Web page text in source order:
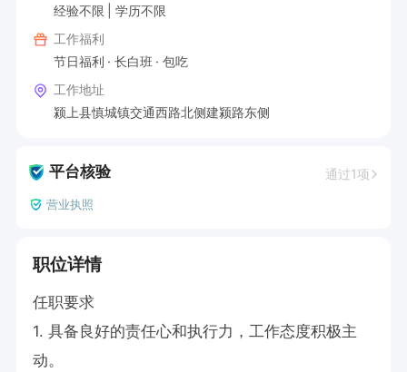
经验不限
学历不限
工作福利
节日福利
长白班
包吃
工作地址
颍上县慎城镇交通西路北侧建颍路东侧
平台核验 通过1项
营业执照
职位详情
任职要求
1. 具备良好的责任心和执行力，工作态度积极主
动。